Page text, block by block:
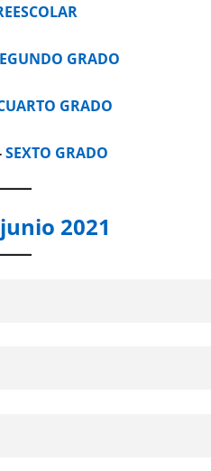
GRADO
GRADO
SEXTO GRADO
2021